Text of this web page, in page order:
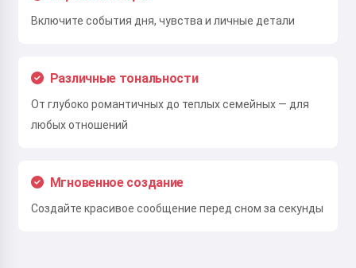
Включите события дня, чувства и личные детали
Различные тональности
От глубоко романтичных до теплых семейных — для
любых отношений
Мгновенное создание
Создайте красивое сообщение перед сном за секунды